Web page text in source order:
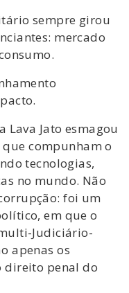
sempre girou
mercado
Lava Jato esmagou
compunham o
tecnologias,
no mundo. Não
foi um
em que o
Judiciário-
apenas os
direito penal do